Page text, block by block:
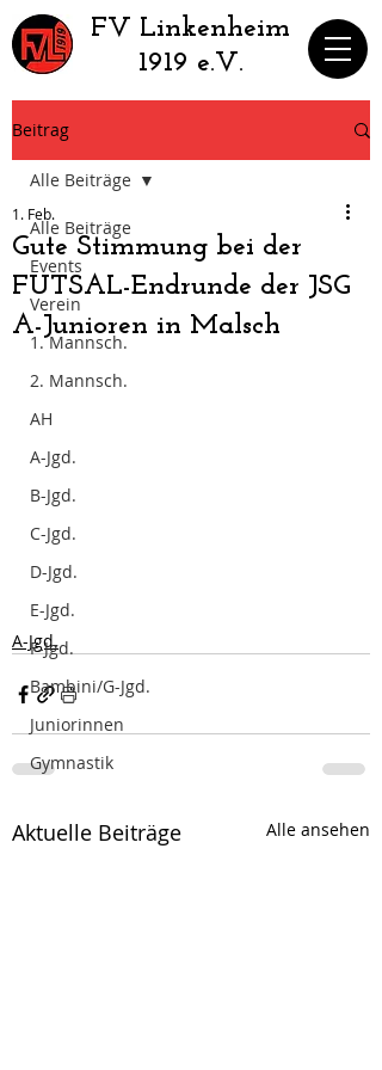
​FV Linkenheim
1919 e.V.
Beitrag
Alle Beiträge
Events
Verein
1. Mannsch.
2. Mannsch.
AH
A-Jgd.
B-Jgd.
C-Jgd.
D-Jgd.
E-Jgd.
F-Jgd.
Bambini/G-Jgd.
Juniorinnen
Gymnastik
Alle Beiträge
Gute Stimmung bei der
FUTSAL-Endrunde der JSG
A-Junioren in Malsch
1. Feb.
A-Jgd.
Aktuelle Beiträge Alle ansehen